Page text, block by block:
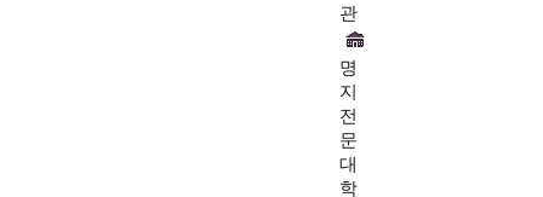
관
명
지
전
문
대
학